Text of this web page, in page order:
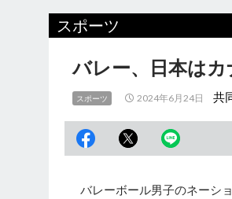
スポーツ
バレー、日本は
スポーツ 2024年6月24日 共
バレーボール男子のネーシ